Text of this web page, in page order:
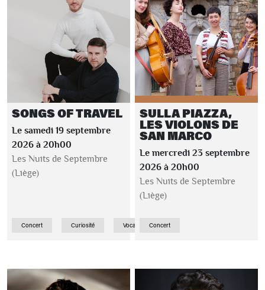
SONGS OF TRAVEL
Le samedi 19 septembre
2026 à 20h00
Les Nuits de Septembre
(Liège)
Concert Curiosité Vocale
SULLA PIAZZA,
LES VIOLONS DE
SAN MARCO
Le mercredi 23 septembre
2026 à 20h00
Les Nuits de Septembre
(Liège)
Concert